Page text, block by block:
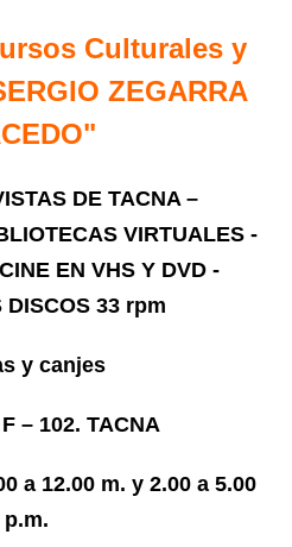
Culturales y
ZEGARRA
DE TACNA –
VIRTUALES -
EN VHS Y DVD -
DISCOS 33 rpm
y canjes
– 102. TACNA
a 12.00 m. y 2.00 a 5.00
p.m.